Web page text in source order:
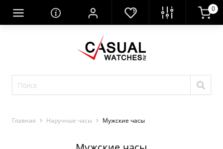
0
Главная Наручные часы Мужские часы